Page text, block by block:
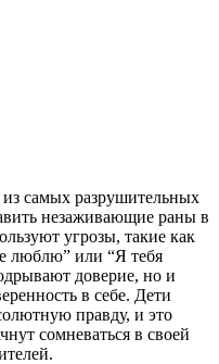
самых разрушительных
незаживающие раны в
угрозы, такие как
люблю” или “Я тебя
доверие, но и
в себе. Дети
правду, и это
сомневаться в своей